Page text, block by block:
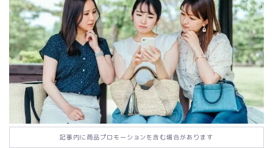
記事内に商品プロモーションを含む場合があります